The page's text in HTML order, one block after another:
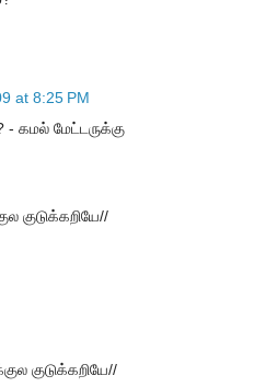
at 8:25 PM
- கமல் மேட்டருக்கு
குடுக்கறியே//
குடுக்கறியே//